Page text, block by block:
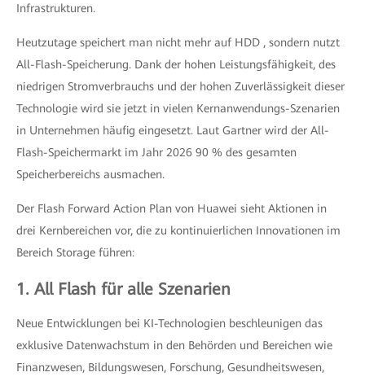
Infrastrukturen.
Heutzutage speichert man nicht mehr auf HDD , sondern nutzt
All-Flash-Speicherung. Dank der hohen Leistungsfähigkeit, des
niedrigen Stromverbrauchs und der hohen Zuverlässigkeit dieser
Technologie wird sie jetzt in vielen Kernanwendungs-Szenarien
in Unternehmen häufig eingesetzt. Laut Gartner wird der All-
Flash-Speichermarkt im Jahr 2026 90 % des gesamten
Speicherbereichs ausmachen.
Der Flash Forward Action Plan von Huawei sieht Aktionen in
drei Kernbereichen vor, die zu kontinuierlichen Innovationen im
Bereich Storage führen:
1. All Flash für alle Szenarien
Neue Entwicklungen bei KI-Technologien beschleunigen das
exklusive Datenwachstum in den Behörden und Bereichen wie
Finanzwesen, Bildungswesen, Forschung, Gesundheitswesen,